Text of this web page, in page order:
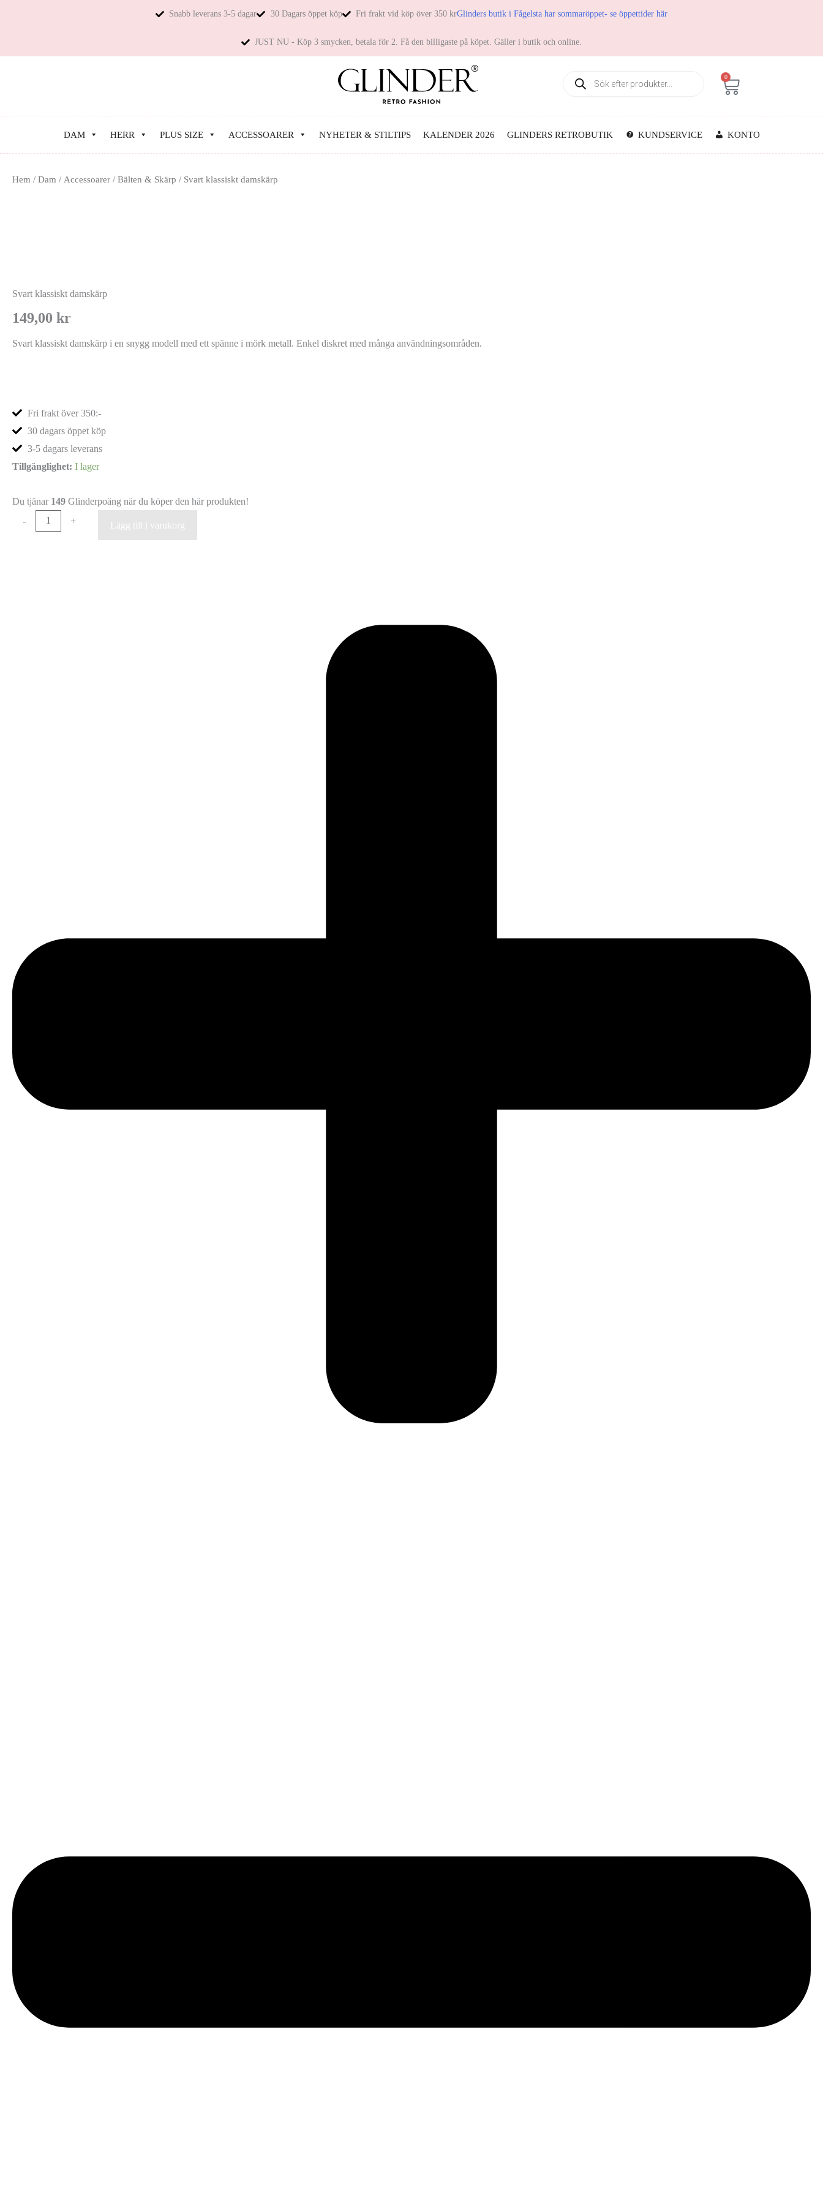
Snabb leverans 3-5 dagar 30 Dagars öppet köp Fri frakt vid köp över 350 krGlinders butik i Fågelsta har sommaröppet- se öppettider här
JUST NU - Köp 3 smycken, betala för 2. Få den billigaste på köpet. Gäller i butik och online.
0
DAM HERR PLUS SIZE ACCESSOARER NYHETER & STILTIPS KALENDER 2026 GLINDERS RETROBUTIK KUNDSERVICE KONTO
Hem / Dam / Accessoarer / Bälten & Skärp / Svart klassiskt damskärp
Svart klassiskt damskärp
149,00 kr
Svart klassiskt damskärp i en snygg modell med ett spänne i mörk metall. Enkel diskret med många användningsområden.
Fri frakt över 350:-
30 dagars öppet köp
3-5 dagars leverans
Tillgänglighet: I lager
Du tjänar 149 Glinderpoäng när du köper den här produkten!
-
+ Lägg till i varukorg